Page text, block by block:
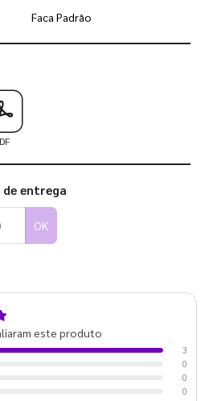
Faca Padrão
como utilizar os nossos gabaritos
entrega
OK
este produto
3
0
0
0